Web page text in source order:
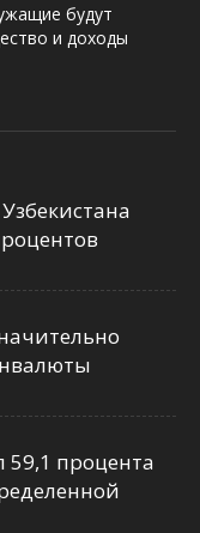
будут
и доходы
59,1 процента